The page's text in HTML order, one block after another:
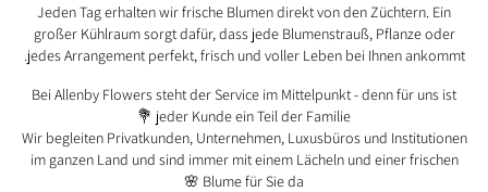
Jeden Tag erhalten wir frische Blumen direkt von den Züchtern. Ein
großer Kühlraum sorgt dafür, dass jede Blumenstrauß, Pflanze oder
jedes Arrangement perfekt, frisch und voller Leben bei Ihnen ankommt.
Bei Allenby Flowers steht der Service im Mittelpunkt - denn für uns ist
jeder Kunde ein Teil der Familie 💐
Wir begleiten Privatkunden, Unternehmen, Luxusbüros und Institutionen
im ganzen Land und sind immer mit einem Lächeln und einer frischen
Blume für Sie da 🌸